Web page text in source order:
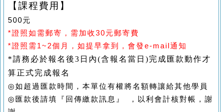
【課程費用】
500元
*證照如需郵寄，需加收30元郵寄費
*證照需1~2個月，如提早拿到，會發e-mail 通知
*請務必於報名後3 日內(含報名當日 )完成匯款動作才
算正式完成報名
◎如超過匯款時間，本單位有權將名額轉讓給其他學員
◎ 匯款後請填『回傳繳款訊息』
，以利會計核對帳，謝